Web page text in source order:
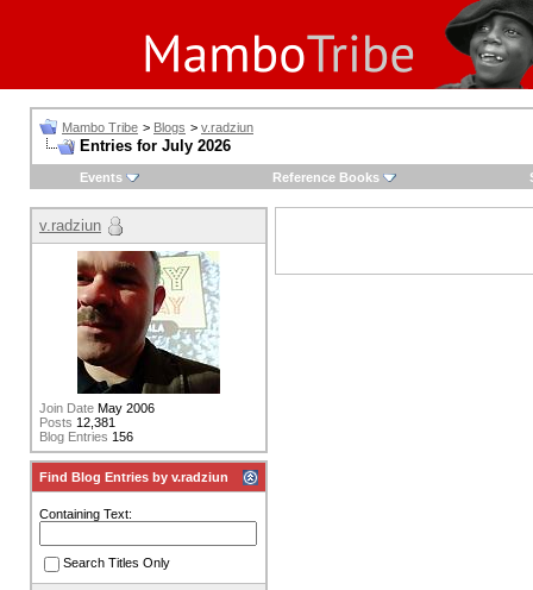
Mambo Tribe > Blogs > v.radziun
Entries for July 2026
Events Reference Books
v.radziun
Join Date May 2006
Posts 12,381
Blog Entries 156
Find Blog Entries by v.radziun
Containing Text:
Search Titles Only